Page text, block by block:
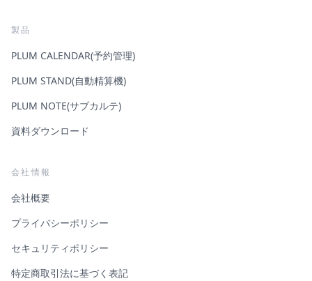
製品
PLUM CALENDAR(予約管理)
PLUM STAND(自動精算機)
PLUM NOTE(サブカルテ)
資料ダウンロード
会社情報
会社概要
プライバシーポリシー
セキュリティポリシー
特定商取引法に基づく表記